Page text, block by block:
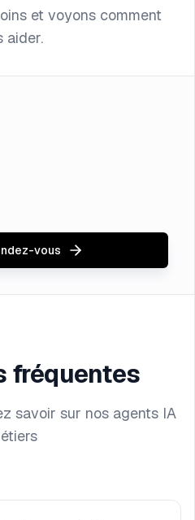
et voyons comment
aider.
vous
fréquentes
savoir sur nos agents IA